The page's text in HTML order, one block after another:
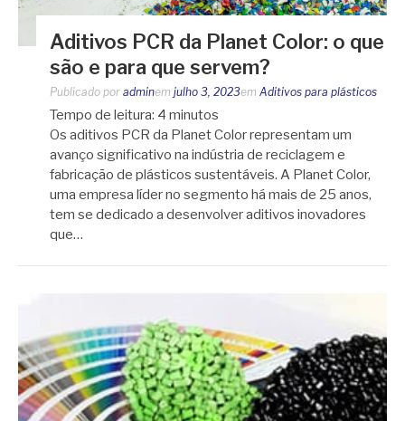
Aditivos PCR da Planet Color: o que
são e para que servem?
Publicado por adminem julho 3, 2023em Aditivos para plásticos
Tempo de leitura: 4 minutos
Os aditivos PCR da Planet Color representam um
avanço significativo na indústria de reciclagem e
fabricação de plásticos sustentáveis. A Planet Color,
uma empresa líder no segmento há mais de 25 anos,
tem se dedicado a desenvolver aditivos inovadores
que…